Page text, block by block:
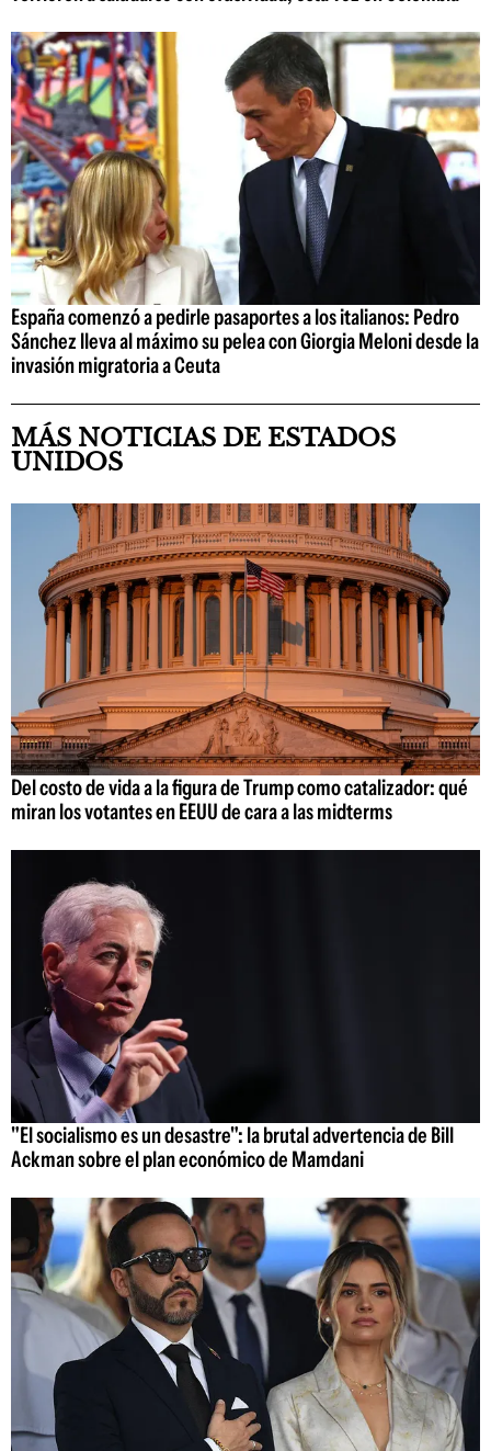
España comenzó a pedirle pasaportes a los italianos: Pedro
Sánchez lleva al máximo su pelea con Giorgia Meloni desde la
invasión migratoria a Ceuta
MÁS NOTICIAS DE ESTADOS
UNIDOS
Del costo de vida a la figura de Trump como catalizador: qué
miran los votantes en EEUU de cara a las midterms
"El socialismo es un desastre": la brutal advertencia de Bill
Ackman sobre el plan económico de Mamdani